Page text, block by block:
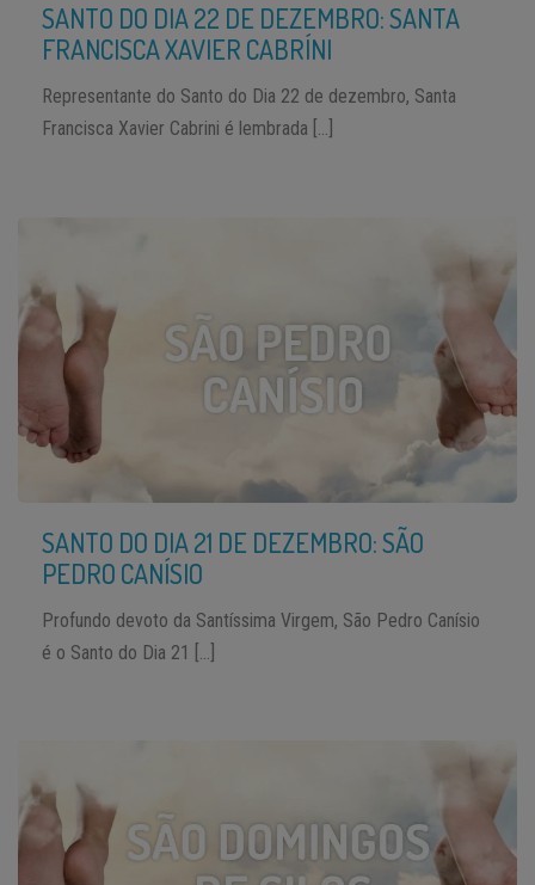
SANTO DO DIA 22 DE DEZEMBRO: SANTA
FRANCISCA XAVIER CABRÍNI
Representante do Santo do Dia 22 de dezembro, Santa
Francisca Xavier Cabrini é lembrada […]
SANTO DO DIA 21 DE DEZEMBRO: SÃO
PEDRO CANÍSIO
Profundo devoto da Santíssima Virgem, São Pedro Canísio
é o Santo do Dia 21 […]